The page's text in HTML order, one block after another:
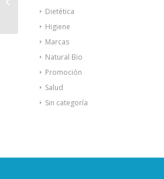
Dietética
Higiene
Marcas
Natural Bio
Promoción
Salud
Sin categoría
27uds